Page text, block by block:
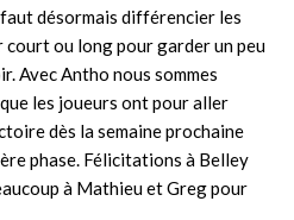
désormais différencier les
ou long pour garder un peu
Avec Antho nous sommes
les joueurs ont pour aller
dès la semaine prochaine
phase. Félicitations à Belley
à Mathieu et Greg pour